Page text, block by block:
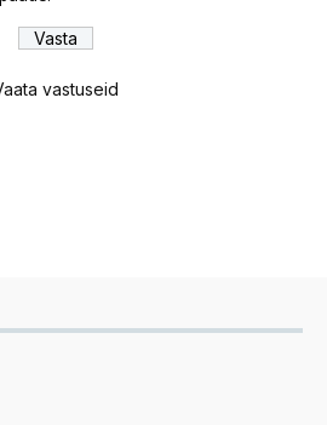
vastuseid